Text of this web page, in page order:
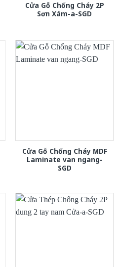
Cửa Gỗ Chống Cháy 2P
Sơn Xám-a-SGD
Cửa Gỗ Chống Cháy MDF
Laminate van ngang-
SGD